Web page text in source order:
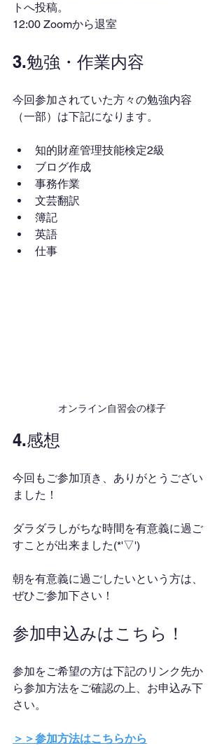
トへ投稿。
12:00 Zoomから退室
3.勉強・作業内容
今回参加されていた方々の勉強内容
（一部）は下記になります。
知的財産管理技能検定2級
ブログ作成
事務作業
文芸翻訳
簿記
英語
仕事
オンライン自習会の様子
4.感想
今回もご参加頂き、ありがとうござい
ました！
ダラダラしがちな時間を有意義に過ご
すことが出来ました(*'▽')
朝を有意義に過ごしたいという方は、
ぜひご参加下さい！
参加申込みはこちら！
参加をご希望の方は下記のリンク先か
ら参加方法をご確認の上、お申込み下
さい。
＞＞参加方法はこちらから